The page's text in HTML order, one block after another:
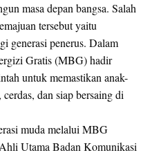
masa depan bangsa. Salah
tersebut yaitu
generasi penerus. Dalam
Gratis (MBG) hadir
untuk memastikan anak-
dan siap bersaing di
muda melalui MBG
Utama Badan Komunikasi